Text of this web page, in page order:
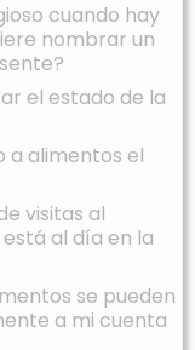
cuando hay
nombrar un
el estado de la
a alimentos el
visitas al
al día en la
se pueden
a mi cuenta